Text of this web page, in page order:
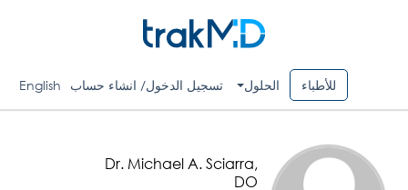
للأطباء الحلول تسجيل الدخول/ انشاء حساب English
Dr. Michael A. Sciarra,
DO